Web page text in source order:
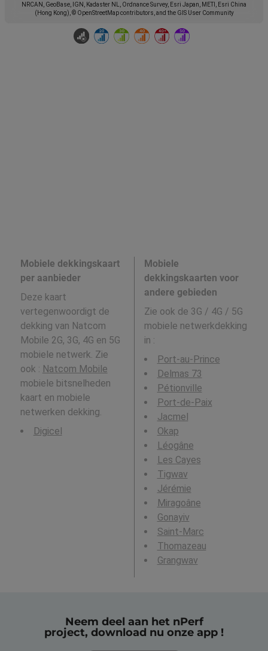
NRCAN, GeoBase, IGN, Kadaster NL, Ordnance Survey, Esri Japan, METI, Esri China
(Hong Kong), © OpenStreetMap contributors, and the GIS User Community
Mobiele dekkingskaart
per aanbieder
Deze kaart
vertegenwoordigt de
dekking van Natcom
Mobile 2G, 3G, 4G en 5G
mobiele netwerk. Zie
ook : Natcom Mobile
mobiele bitsnelheden
kaart en mobiele
netwerken dekking.
Digicel
Mobiele
dekkingskaarten voor
andere gebieden
Zie ook de 3G / 4G / 5G
mobiele netwerkdekking
in :
Port-au-Prince
Delmas 73
Pétionville
Port-de-Paix
Jacmel
Okap
Léogâne
Les Cayes
Tigwav
Jérémie
Miragoâne
Gonayiv
Saint-Marc
Thomazeau
Grangwav
Neem deel aan het nPerf
project, download nu onze app !